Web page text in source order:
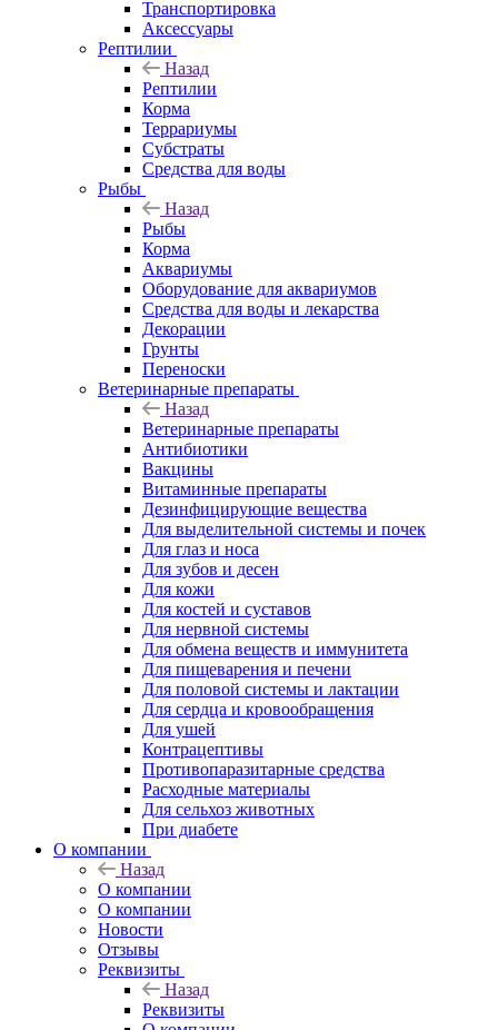
Транспортировка
Аксессуары
Рептилии
Назад
Рептилии
Корма
Террариумы
Субстраты
Средства для воды
Рыбы
Назад
Рыбы
Корма
Аквариумы
Оборудование для аквариумов
Средства для воды и лекарства
Декорации
Грунты
Переноски
Ветеринарные препараты
Назад
Ветеринарные препараты
Антибиотики
Вакцины
Витаминные препараты
Дезинфицирующие вещества
Для выделительной системы и почек
Для глаз и носа
Для зубов и десен
Для кожи
Для костей и суставов
Для нервной системы
Для обмена веществ и иммунитета
Для пищеварения и печени
Для половой системы и лактации
Для сердца и кровообращения
Для ушей
Контрацептивы
Противопаразитарные средства
Расходные материалы
Для сельхоз животных
При диабете
О компании
Назад
О компании
О компании
Новости
Отзывы
Реквизиты
Назад
Реквизиты